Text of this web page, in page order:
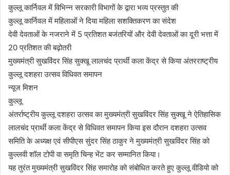
कुल्लू कार्निवल में विभिन्न सरकारी विभागों के द्वारा भव्य प्रस्तुत की
कुल्लू कार्निवल में महिलाओं ने दिया महिला सशक्तिकरण का संदेश
देवी देवताओं के नजराने में 5 प्रतिशत बजंतरियों और देवी देवताओं का दूरी भत्ता में
20 प्रतिशत की बढ़ोतरी
मुख्यमंत्री सुखविंदर सिंह सुक्खू लालचंद प्रार्थी कला केंद्र से किया अंतरराष्ट्रीय
कुल्लू दशहरा उत्सव विधिवत समापन
न्यूज मिशन
कुल्लू
अंतर्राष्ट्रीय कुल्लू दशहरा उत्सव का मुख्यमंत्री सुखविंदर सिंह सुक्खू ने ऐतिहासिक
लालचंद प्रार्थी कला केंद्र से विधिवत समापन किया इस दौरान दशहरा उत्सव
समिति के अध्यक्ष एवं सीपीएस सुंदर सिंह ठाकुर ने मुख्यमंत्री सुखविंदर सिंह को
कुल्लवी शॉल टोपी वा समृति चिन्ह भेंट कर सम्मानित किया।
यह तुरंत मुख्यमंत्री सुखविंदर सिंह समारोह को संबोधित करते हुए कुल्लू वीडियो को